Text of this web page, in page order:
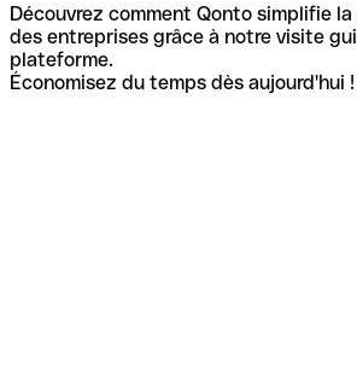
Découvrez comment Qonto simplifie
des entreprises grâce à notre visite
plateforme.
Économisez du temps dès aujourd'hui !